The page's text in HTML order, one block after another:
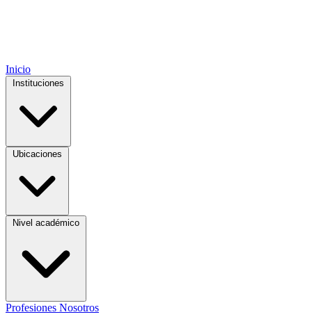
Inicio
Instituciones
Ubicaciones
Nivel académico
Profesiones Nosotros